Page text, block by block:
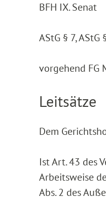
BFH IX. Senat
AStG § 7,
vorgehend FG
Leitsätze
Dem
Ist Art. 43 des
Arbeitsweise
Abs. 2 des